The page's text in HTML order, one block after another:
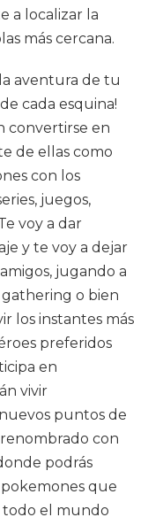
a localizar la
más cercana.
aventura de tu
cada esquina!
convertirse en
de ellas como
con los
juegos,
voy a dar
y te voy a dejar
jugando a
o bien
los instantes más
preferidos
en
vivir
puntos de
con
podrás
que
todo el mundo